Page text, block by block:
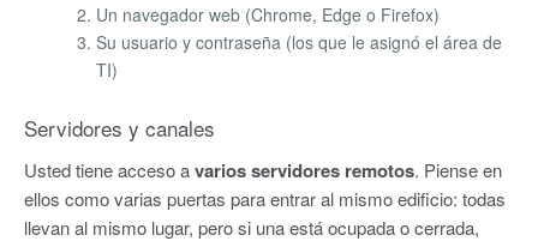
Un navegador web (Chrome, Edge o Firefox)
Su usuario y contraseña (los que le asignó el área de
TI)
Servidores y canales
Usted tiene acceso avarios servidores remotos. Piense en
ellos como varias puertas para entrar al mismo edificio: todas
llevan al mismo lugar, pero si una está ocupada o cerrada,